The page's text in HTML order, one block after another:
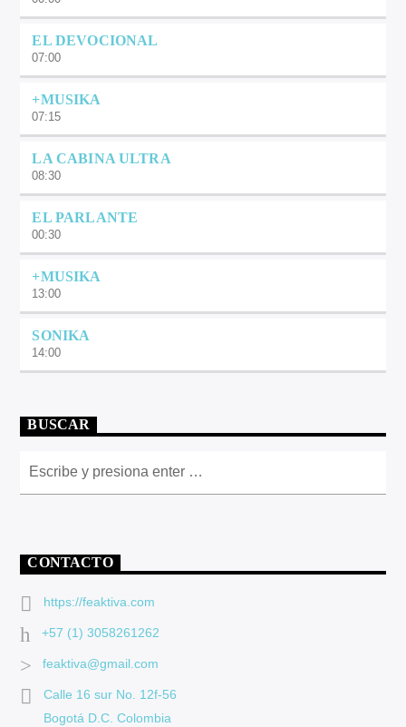
EL DEVOCIONAL
07:00
+MUSIKA
07:15
LA CABINA ULTRA
08:30
EL PARLANTE
00:30
+MUSIKA
13:00
SONIKA
14:00
BUSCAR
CONTACTO
https://feaktiva.com
+57 (1) 3058261262
feaktiva@gmail.com
Calle 16 sur No. 12f-56
Bogotá D.C. Colombia